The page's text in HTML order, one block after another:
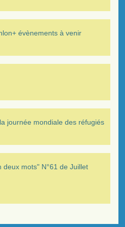
évènements à venir
journée mondiale des réfugiés
mots" N°61 de Juillet